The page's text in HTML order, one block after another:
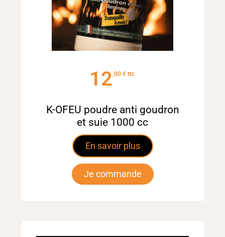
12 €
K-OFEU poudre anti goudron
et suie 1000 cc
En savoir plus
Je commande